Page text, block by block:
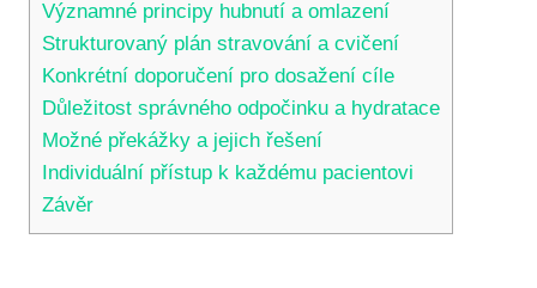
Významné ⁤principy hubnutí a omlazení
Strukturovaný plán stravování a cvičení
Konkrétní doporučení pro dosažení cíle
Důležitost správného odpočinku a hydratace
Možné⁢ překážky ⁤a jejich řešení
Individuální přístup k každému pacientovi
Závěr